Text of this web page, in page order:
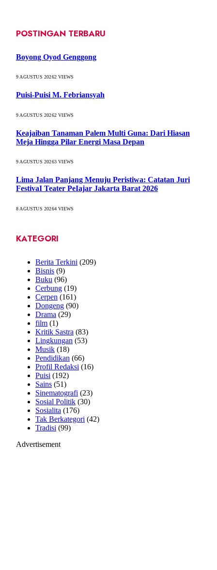
POSTINGAN TERBARU
Boyong Oyod Genggong
9 AGUSTUS 20262VIEWS
Puisi-Puisi M. Febriansyah
9 AGUSTUS 20262VIEWS
Keajaiban Tanaman Palem Multi Guna: Dari Hiasan
Meja Hingga Pilar Energi Masa Depan
9 AGUSTUS 20263VIEWS
Lima Jalan Panjang Menuju Peristiwa: Catatan Juri
FestivaI Teater PeIajar Jakarta Barat 2026
8 AGUSTUS 20264VIEWS
KATEGORI
Berita Terkini (209)
Bisnis (9)
Buku (96)
Cerbung (19)
Cerpen (161)
Dongeng (90)
Drama (29)
film (1)
Kritik Sastra (83)
Lingkungan (53)
Musik (18)
Pendidikan (66)
Profil Redaksi (16)
Puisi (192)
Sains (51)
Sinematografi (23)
Sosial Politik (30)
Sosialita (176)
Tak Berkategori (42)
Tradisi (99)
Advertisement